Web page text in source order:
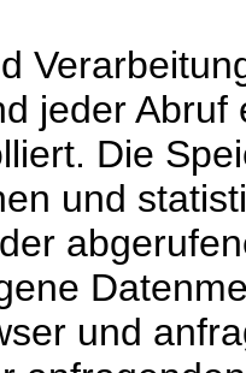
jeder
Die
und
und